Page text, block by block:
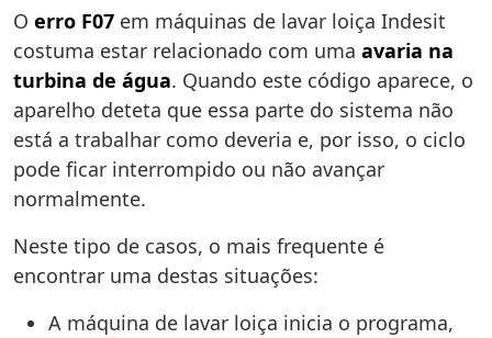
O erro F07 em máquinas de lavar loiça Indesit
costuma estar relacionado com uma avaria na
turbina de água. Quando este código aparece, o
aparelho deteta que essa parte do sistema não
está a trabalhar como deveria e, por isso, o ciclo
pode ficar interrompido ou não avançar
normalmente.
Neste tipo de casos, o mais frequente é
encontrar uma destas situações:
A máquina de lavar loiça inicia o programa,